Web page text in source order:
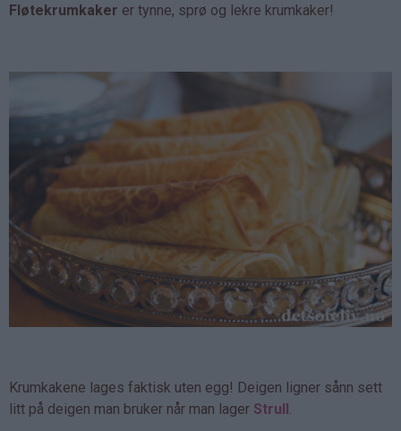
Fløtekrumkaker er tynne, sprø og lekre krumkaker!
Krumkakene lages faktisk uten egg! Deigen ligner sånn sett
litt på deigen man bruker når man lager Strull .